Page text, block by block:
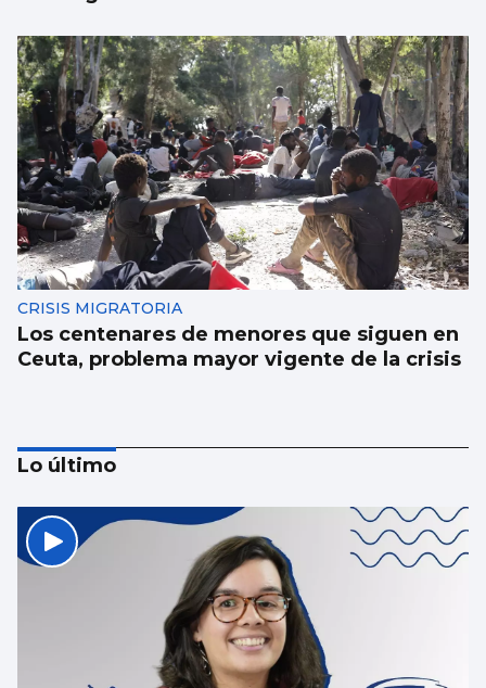
CRISIS MIGRATORIA
Los centenares de menores que siguen en
Ceuta, problema mayor vigente de la crisis
Lo último